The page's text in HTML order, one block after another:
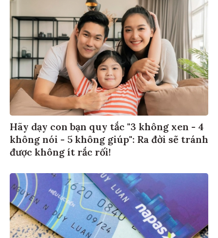
Hãy dạy con bạn quy tắc "3 không xen - 4
không nói - 5 không giúp": Ra đời sẽ tránh
được không ít rắc rối!